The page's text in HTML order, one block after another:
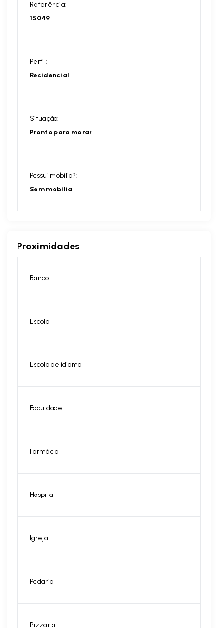
Referência:
15049
Perfil:
Residencial
Situação:
Pronto para morar
Possui mobília?:
Sem mobília
Proximidades
Banco
Escola
Escola de idioma
Faculdade
Farmácia
Hospital
Igreja
Padaria
Pizzaria